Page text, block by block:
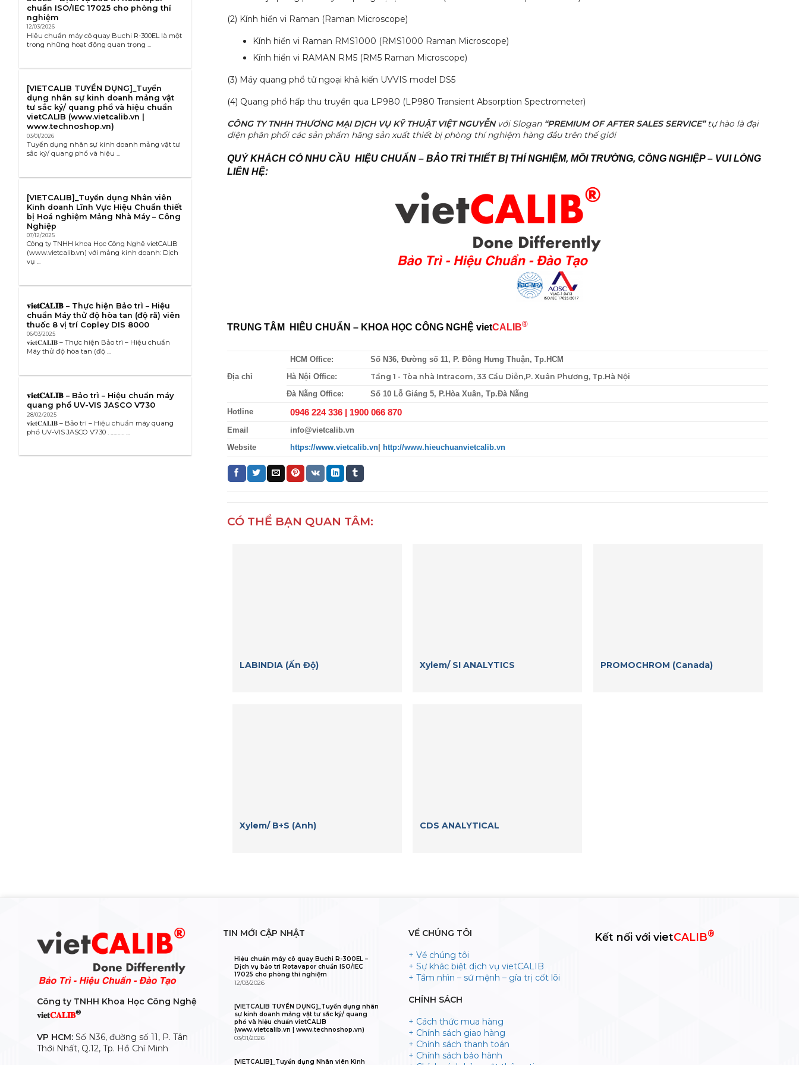
chuẩn ISO/IEC 17025 cho phòng thí
nghiệm
12/03/2026
Hiệu chuẩn máy cô quay Buchi R-300EL là một
trong những hoạt động quan trọng ...
[VIETCALIB TUYỂN DỤNG]_Tuyển
dụng nhân sự kinh doanh mảng vật
tư sắc ký/ quang phổ và hiệu chuẩn
vietCALIB (www.vietcalib.vn |
www.technoshop.vn)
03/01/2026
Tuyển dụng nhân sự kinh doanh mảng vật tư
sắc ký/ quang phổ và hiệu ...
[VIETCALIB]_Tuyển dụng Nhân viên
Kinh doanh Lĩnh Vực Hiệu Chuẩn thiết
bị Hoá nghiệm Mảng Nhà Máy – Công
Nghiệp
07/12/2025
Công ty TNHH khoa Học Công Nghệ vietCALIB
(www.vietcalib.vn) với mảng kinh doanh: Dịch
vụ ...
𝐯𝐢𝐞𝐭𝐂𝐀𝐋𝐈𝐁 – Thực hiện Bảo trì – Hiệu
chuẩn Máy thử độ hòa tan (độ rã) viên
thuốc 8 vị trí Copley DIS 8000
06/03/2025
𝐯𝐢𝐞𝐭𝐂𝐀𝐋𝐈𝐁 – Thực hiện Bảo trì – Hiệu chuẩn
Máy thử độ hòa tan (độ ...
𝐯𝐢𝐞𝐭𝐂𝐀𝐋𝐈𝐁 – Bảo trì – Hiệu chuẩn máy
quang phổ UV-VIS JASCO V730
28/02/2025
𝐯𝐢𝐞𝐭𝐂𝐀𝐋𝐈𝐁 – Bảo trì – Hiệu chuẩn máy quang
phổ UV-VIS JASCO V730 . ………. ...
(2) Kính hiển vi Raman (Raman Microscope)
Kính hiển vi Raman RMS1000 (RMS1000 Raman Microscope)
Kính hiển vi RAMAN RM5 (RM5 Raman Microscope)
(3) Máy quang phổ tử ngoại khả kiến UVVIS model DS5
(4) Quang phổ hấp thu truyền qua LP980 (LP980 Transient Absorption Spectrometer)
CÔNG TY TNHH THƯƠNG MẠI DỊCH VỤ KỸ THUẬT VIỆT NGUYỄNvới Slogan “PREMIUM OF AFTER SALES SERVICE”tự hào là đại
diện phân phối các sản phẩm hãng sản xuất thiết bị phòng thí nghiệm hàng đầu trên thế giới
QUÝ KHÁCH CÓ NHU CẦU HIỆU CHUẨN – BẢO TRÌ THIẾT BỊ THÍ NGHIỆM, MÔI TRƯỜNG, CÔNG NGHIỆP – VUI LÒNG
LIÊN HỆ:
TRUNG TÂM HIÊU CHUẨN – KHOA HỌC CÔNG NGHỆ vietCALIB®
Địa chỉ
HCM Office: Số N36, Đường số 11, P. Đông Hưng Thuận, Tp.HCM
Hà Nội Office: Tầng 1 - Tòa nhà Intracom, 33 Cầu Diễn,P. Xuân Phương, Tp.Hà Nội
Đà Nẵng Office: Số 10 Lỗ Giáng 5, P.Hòa Xuân, Tp.Đà Nẵng
Hotline 0946 224 336 | 1900 066 870
Email info@vietcalib.vn
Website https://www.vietcalib.vn http://www.hieuchuanvietcalib.vn
CÓ THỂ BẠN QUAN TÂM:
LABINDIA (Ấn Độ) Xylem/ SI ANALYTICS PROMOCHROM (Canada)
Xylem/ B+S (Anh) CDS ANALYTICAL
Công ty TNHH Khoa Học Công Nghệ
𝐯𝐢𝐞𝐭𝐂𝐀𝐋𝐈𝐁®
VP HCM: Số N36, đường số 11, P. Tân
Thới Nhất, Q.12, Tp. Hồ Chí Minh
TIN MỚI CẬP NHẬT
Hiệu chuẩn máy cô quay Buchi R-300EL –
Dịch vụ bảo trì Rotavapor chuẩn ISO/IEC
17025 cho phòng thí nghiệm
12/03/2026
[VIETCALIB TUYỂN DỤNG]_Tuyển dụng nhân
sự kinh doanh mảng vật tư sắc ký/ quang
phổ và hiệu chuẩn vietCALIB
(www.vietcalib.vn | www.technoshop.vn)
03/01/2026
[VIETCALIB]_Tuyển dụng Nhân viên Kinh
VỀ CHÚNG TÔI
+ Về chúng tôi
+ Sự khác biệt dịch vụ vietCALIB
+ Tầm nhìn – sứ mệnh – gía trị cốt lõi
CHÍNH SÁCH
+ Cách thức mua hàng
+ Chính sách giao hàng
+ Chính sách thanh toán
+ Chính sách bảo hành
Kết nối với vietCALIB®